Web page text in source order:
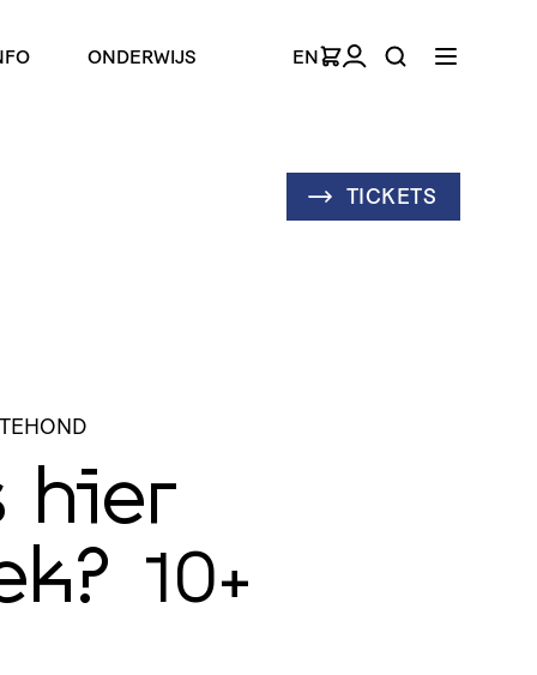
ONDERWIJS EN
TICKETS
hier
10+